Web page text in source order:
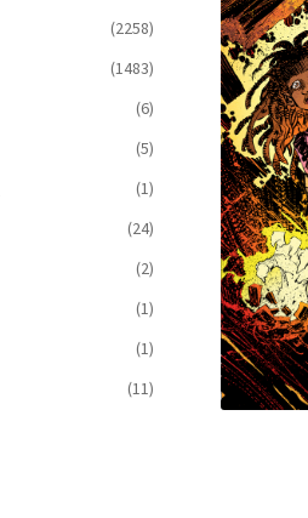
(2258)
(1483)
(6)
(5)
(1)
(24)
(2)
(1)
(1)
(11)